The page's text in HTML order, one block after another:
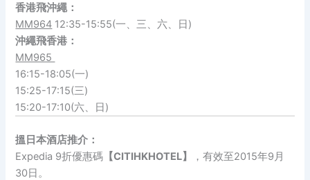
香港飛沖繩：
MM964 12:35-15:55(一、三、六、日)
沖繩飛香港 ：
MM965
16:15-18:05(一)
15:25-17:15(三)
15:20-17:10(六、日)
搵日本酒店推介：
Expedia 9折優惠碼 【CITIHKHOTEL】
，有效至2015年9月
30日。